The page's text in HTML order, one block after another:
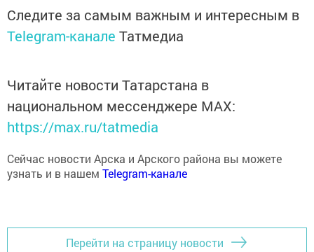
Следите за самым важным и интересным в
Telegram-канале Татмедиа
Читайте новости Татарстана в
национальном мессенджере MАХ:
https://max.ru/tatmedia
Сейчас новости Арска и Арского района вы можете
узнать и в нашемTelegram-канале
Перейти на страницу новости